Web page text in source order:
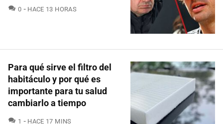
0 COMENTARIOS
HACE 13 HORAS
Para qué sirve el filtro del
habitáculo y por qué es
importante para tu salud
cambiarlo a tiempo
1 COMENTARIOS
HACE 17 MINS